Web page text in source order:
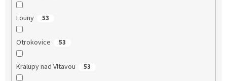
Louny 53
Otrokovice 53
Kralupy nad Vltavou 53